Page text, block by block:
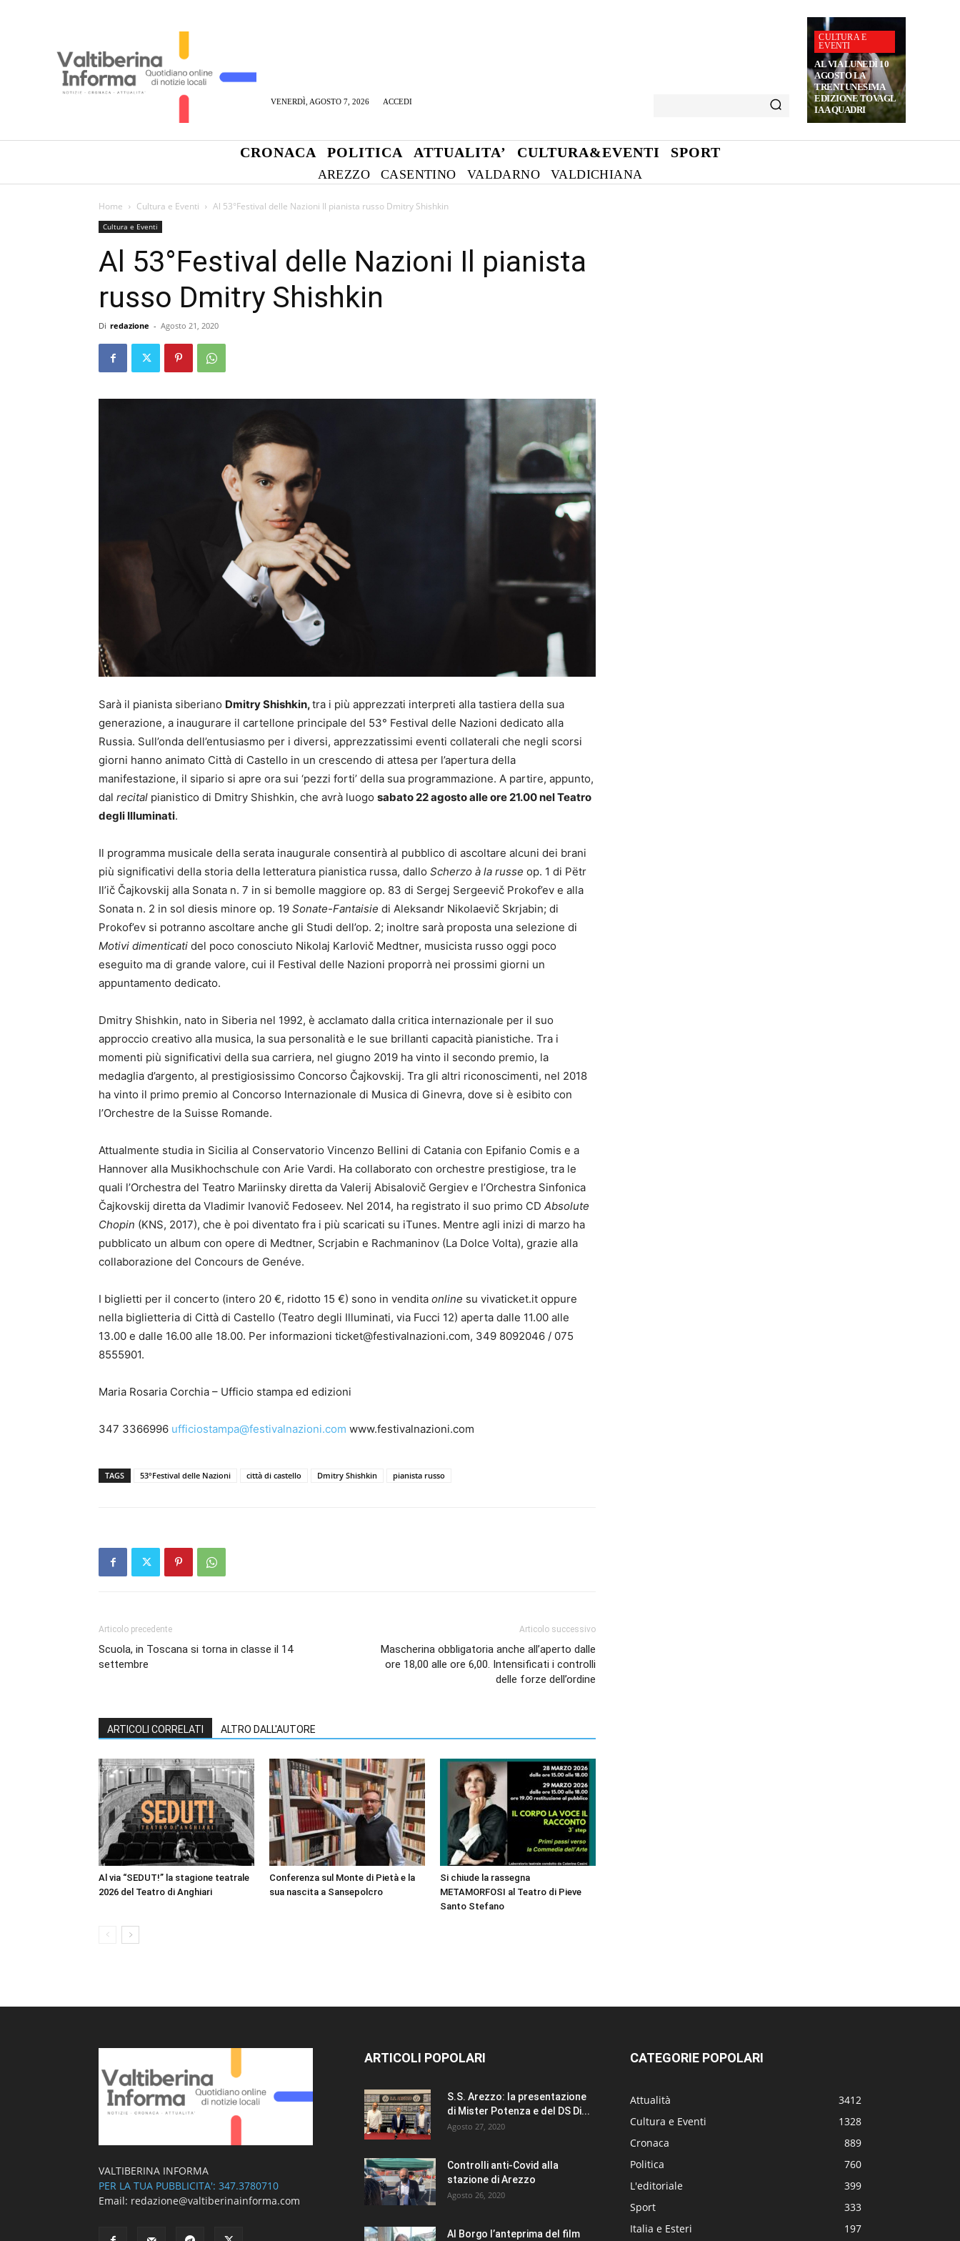
VENERDÌ, AGOSTO 7, 2026 ACCEDI
CULTURA E
EVENTI
AL VIA LUNEDÌ 10
AGOSTO LA
TRENTUNESIMA
EDIZIONE TOVAGL
IA A QUADRI
CRONACA POLITICA ATTUALITA’ CULTURA&EVENTI SPORT
AREZZO CASENTINO VALDARNO VALDICHIANA
Home Cultura e Eventi Al 53°Festival delle Nazioni Il pianista russo Dmitry Shishkin
Cultura e Eventi
Al 53°Festival delle Nazioni Il pianista
russo Dmitry Shishkin
Di redazione - Agosto 21, 2020
Sarà il pianista siberiano Dmitry Shishkin,tra i più apprezzati interpreti alla tastiera della sua
generazione, a inaugurare il cartellone principale del 53° Festival delle Nazioni dedicato alla
Russia. Sull’onda dell’entusiasmo per i diversi, apprezzatissimi eventi collaterali che negli scorsi
giorni hanno animato Città di Castello in un crescendo di attesa per l’apertura della
manifestazione, il sipario si apre ora sui ‘pezzi forti’ della sua programmazione. A partire, appunto,
dal recital pianistico di Dmitry Shishkin, che avrà luogo sabato 22 agosto alle ore 21.00 nel Teatro
degli Illuminati.
Il programma musicale della serata inaugurale consentirà al pubblico di ascoltare alcuni dei brani
più significativi della storia della letteratura pianistica russa, dallo Scherzo à la russe op. 1 di Pëtr
Il’ič Čajkovskij alla Sonata n. 7 in si bemolle maggiore op. 83 di Sergej Sergeevič Prokof’ev e alla
Sonata n. 2 in sol diesis minore op. 19 Sonate-Fantaisie di Aleksandr Nikolaevič Skrjabin; di
Prokof’ev si potranno ascoltare anche gli Studi dell’op. 2; inoltre sarà proposta una selezione di
Motivi dimenticati del poco conosciuto Nikolaj Karlovič Medtner, musicista russo oggi poco
eseguito ma di grande valore, cui il Festival delle Nazioni proporrà nei prossimi giorni un
appuntamento dedicato.
Dmitry Shishkin, nato in Siberia nel 1992, è acclamato dalla critica internazionale per il suo
approccio creativo alla musica, la sua personalità e le sue brillanti capacità pianistiche. Tra i
momenti più significativi della sua carriera, nel giugno 2019 ha vinto il secondo premio, la
medaglia d’argento, al prestigiosissimo Concorso Čajkovskij. Tra gli altri riconoscimenti, nel 2018
ha vinto il primo premio al Concorso Internazionale di Musica di Ginevra, dove si è esibito con
l’Orchestre de la Suisse Romande.
Attualmente studia in Sicilia al Conservatorio Vincenzo Bellini di Catania con Epifanio Comis e a
Hannover alla Musikhochschule con Arie Vardi. Ha collaborato con orchestre prestigiose, tra le
quali l’Orchestra del Teatro Mariinsky diretta da Valerij Abisalovič Gergiev e l’Orchestra Sinfonica
Čajkovskij diretta da Vladimir Ivanovič Fedoseev. Nel 2014, ha registrato il suo primo CD Absolute
Chopin (KNS, 2017), che è poi diventato fra i più scaricati su iTunes. Mentre agli inizi di marzo ha
pubblicato un album con opere di Medtner, Scrjabin e Rachmaninov (La Dolce Volta), grazie alla
collaborazione del Concours de Genéve.
I biglietti per il concerto (intero 20 €, ridotto 15 €) sono in vendita online su vivaticket.it oppure
nella biglietteria di Città di Castello (Teatro degli Illuminati, via Fucci 12) aperta dalle 11.00 alle
13.00 e dalle 16.00 alle 18.00. Per informazioni ticket@festivalnazioni.com, 349 8092046 / 075
8555901.
Maria Rosaria Corchia – Ufficio stampa ed edizioni
347 3366996 ufficiostampa@festivalnazioni.com www.festivalnazioni.com
TAGS 53°Festival delle Nazioni città di castello Dmitry Shishkin pianista russo
Articolo precedente
Scuola, in Toscana si torna in classe il 14
settembre
Articolo successivo
Mascherina obbligatoria anche all’aperto dalle
ore 18,00 alle ore 6,00. Intensificati i controlli
delle forze dell’ordine
ARTICOLI CORRELATI ALTRO DALL'AUTORE
Al via “SEDUT!” la stagione teatrale
2026 del Teatro di Anghiari
Conferenza sul Monte di Pietà e la
sua nascita a Sansepolcro
Si chiude la rassegna
METAMORFOSI al Teatro di Pieve
Santo Stefano
VALTIBERINA INFORMA
PER LA TUA PUBBLICITA': 347.3780710
Email: redazione@valtiberinainforma.com
ARTICOLI POPOLARI
S.S. Arezzo: la presentazione
di Mister Potenza e del DS Di...
Agosto 27, 2020
Controlli anti-Covid alla
stazione di Arezzo
Agosto 26, 2020
Al Borgo l’anteprima del film
CATEGORIE POPOLARI
Attualità
3412
Cultura e Eventi
1328
Cronaca
889
Politica
760
L'editoriale
399
Sport
333
Italia e Esteri
197